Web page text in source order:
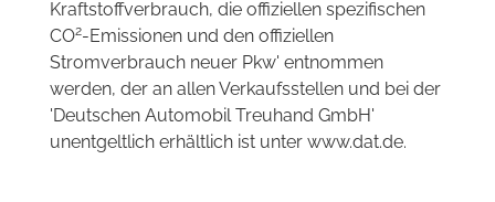
Kraftstoffverbrauch, die offiziellen spezifischen
CO2-Emissionen und den offiziellen
Stromverbrauch neuer Pkw' entnommen
werden, der an allen Verkaufsstellen und bei der
'Deutschen Automobil Treuhand GmbH'
unentgeltlich erhältlich ist unter www.dat.de.